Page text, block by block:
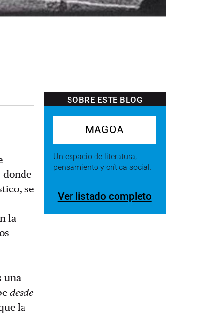
donde
se
la
una
desde
la
SOBRE ESTE BLOG
MAGOA
Un espacio de literatura,
pensamiento y crítica social.
Ver listado completo